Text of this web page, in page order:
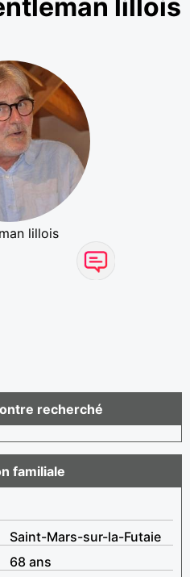
lillois
lillois
recherché
familiale
Saint-Mars-sur-la-Futaie
68 ans